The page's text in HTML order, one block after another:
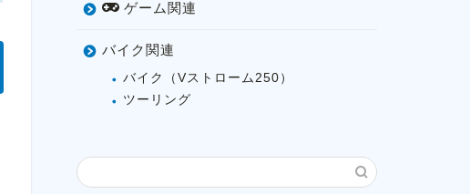
ゲーム関連
バイク関連
バイク（Vストローム250）
ツーリング